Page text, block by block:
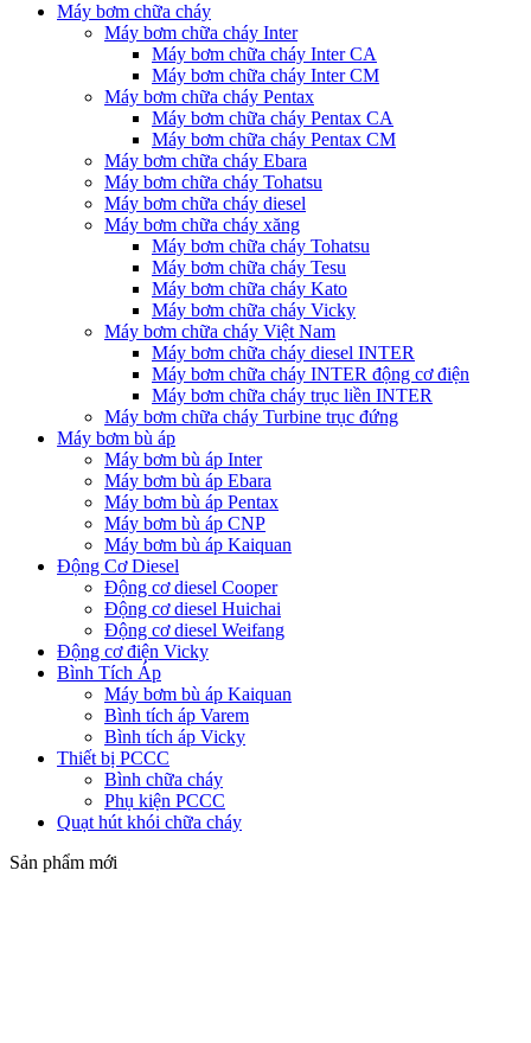
Máy bơm chữa cháy
Máy bơm chữa cháy Inter
Máy bơm chữa cháy Inter CA
Máy bơm chữa cháy Inter CM
Máy bơm chữa cháy Pentax
Máy bơm chữa cháy Pentax CA
Máy bơm chữa cháy Pentax CM
Máy bơm chữa cháy Ebara
Máy bơm chữa cháy Tohatsu
Máy bơm chữa cháy diesel
Máy bơm chữa cháy xăng
Máy bơm chữa cháy Tohatsu
Máy bơm chữa cháy Tesu
Máy bơm chữa cháy Kato
Máy bơm chữa cháy Vicky
Máy bơm chữa cháy Việt Nam
Máy bơm chữa cháy diesel INTER
Máy bơm chữa cháy INTER động cơ điện
Máy bơm chữa cháy trục liền INTER
Máy bơm chữa cháy Turbine trục đứng
Máy bơm bù áp
Máy bơm bù áp Inter
Máy bơm bù áp Ebara
Máy bơm bù áp Pentax
Máy bơm bù áp CNP
Máy bơm bù áp Kaiquan
Động Cơ Diesel
Động cơ diesel Cooper
Động cơ diesel Huichai
Động cơ diesel Weifang
Động cơ điện Vicky
Bình Tích Áp
Máy bơm bù áp Kaiquan
Bình tích áp Varem
Bình tích áp Vicky
Thiết bị PCCC
Bình chữa cháy
Phụ kiện PCCC
Quạt hút khói chữa cháy
Sản phẩm mới